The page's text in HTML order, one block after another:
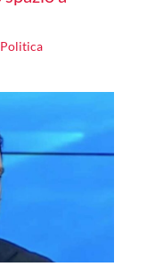
Politica